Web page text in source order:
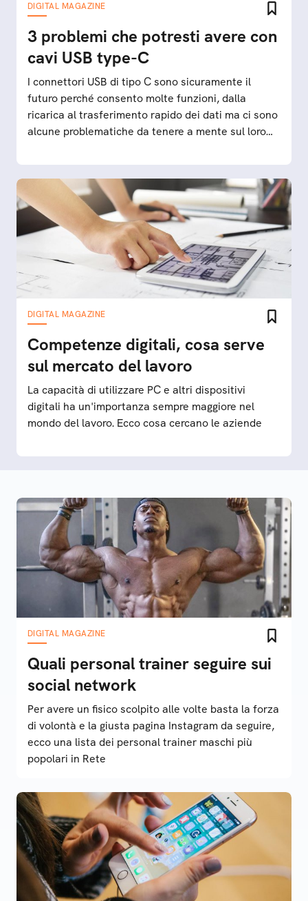
DIGITAL MAGAZINE
3 problemi che potresti avere con
cavi USB type-C
I connettori USB di tipo C sono sicuramente il
futuro perché consento molte funzioni, dalla
ricarica al trasferimento rapido dei dati ma ci sono
alcune problematiche da tenere a mente sul loro
DIGITAL MAGAZINE
Competenze digitali, cosa serve
sul mercato del lavoro
La capacità di utilizzare PC e altri dispositivi
digitali ha un'importanza sempre maggiore nel
mondo del lavoro. Ecco cosa cercano le aziende
DIGITAL MAGAZINE
Quali personal trainer seguire sui
social network
Per avere un fisico scolpito alle volte basta la forza
di volontà e la giusta pagina Instagram da seguire,
ecco una lista dei personal trainer maschi più
popolari in Rete